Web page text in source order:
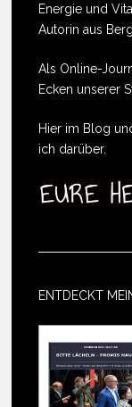
Energie und
Autorin aus
Als Online-
Ecken unserer
Hier im Blog
ich darüber.
ENTDECKT